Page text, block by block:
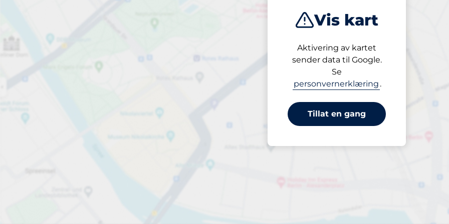
Vis kart
Aktivering av kartet
sender data til Google.
Se
personvernerklæring .
Tillat en gang
Åpen nå